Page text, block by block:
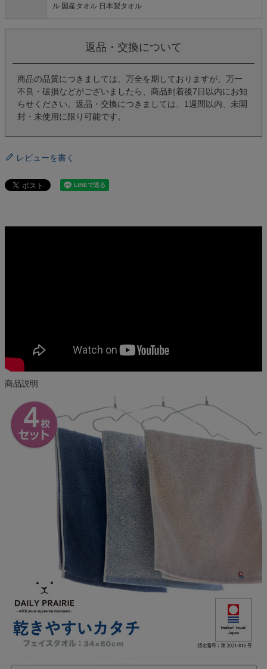
ル 国産タオル 日本製タオル
返品・交換について
商品の品質につきましては、万全を期しておりますが、万一
不良・破損などがございましたら、商品到着後7日以内にお知
らせください。返品・交換につきましては、1週間以内、未開
封・未使用に限り可能です。
レビューを書く
商品説明